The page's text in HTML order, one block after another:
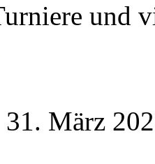
und
31. März